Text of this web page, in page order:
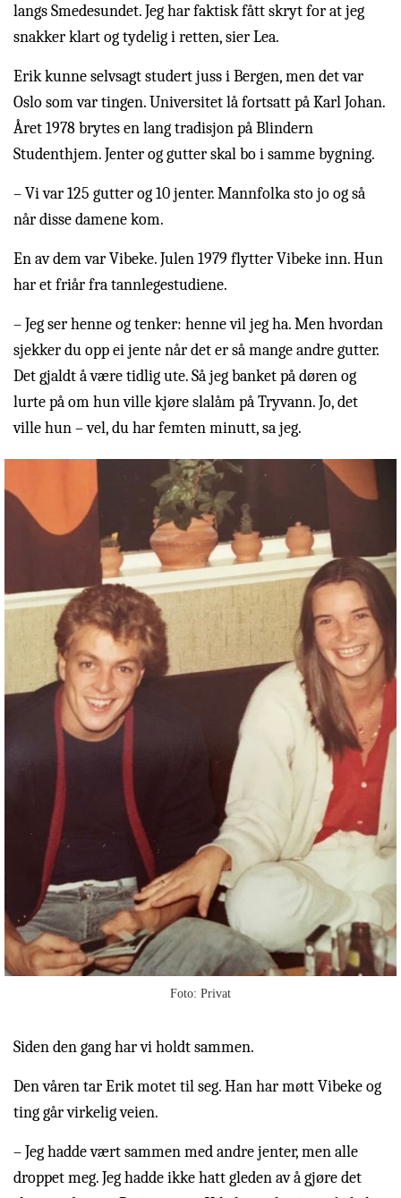
langs Smedesundet. Jeg har faktisk fått skryt for at jeg
snakker klart og tydelig i retten, sier Lea.
Erik kunne selvsagt studert juss i Bergen, men det var
Oslo som var tingen. Universitet lå fortsatt på Karl Johan.
Året 1978 brytes en lang tradisjon på Blindern
Studenthjem. Jenter og gutter skal bo i samme bygning.
– Vi var 125 gutter og 10 jenter. Mannfolka sto jo og så
når disse damene kom.
En av dem var Vibeke. Julen 1979 flytter Vibeke inn. Hun
har et friår fra tannlegestudiene.
– Jeg ser henne og tenker: henne vil jeg ha. Men hvordan
sjekker du opp ei jente når det er så mange andre gutter.
Det gjaldt å være tidlig ute. Så jeg banket på døren og
lurte på om hun ville kjøre slalåm på Tryvann. Jo, det
ville hun – vel, du har femten minutt, sa jeg.
Foto: Privat
Siden den gang har vi holdt sammen.
Den våren tar Erik motet til seg. Han har møtt Vibeke og
ting går virkelig veien.
– Jeg hadde vært sammen med andre jenter, men alle
droppet meg. Jeg hadde ikke hatt gleden av å gjøre det